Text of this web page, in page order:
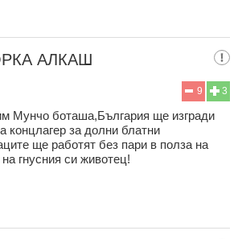
АЛКАШ
3
9
Мунчо боташа,България ще изгради
концлагер за долни блатни
ще работят без пари в полза на
гнусния си животец!